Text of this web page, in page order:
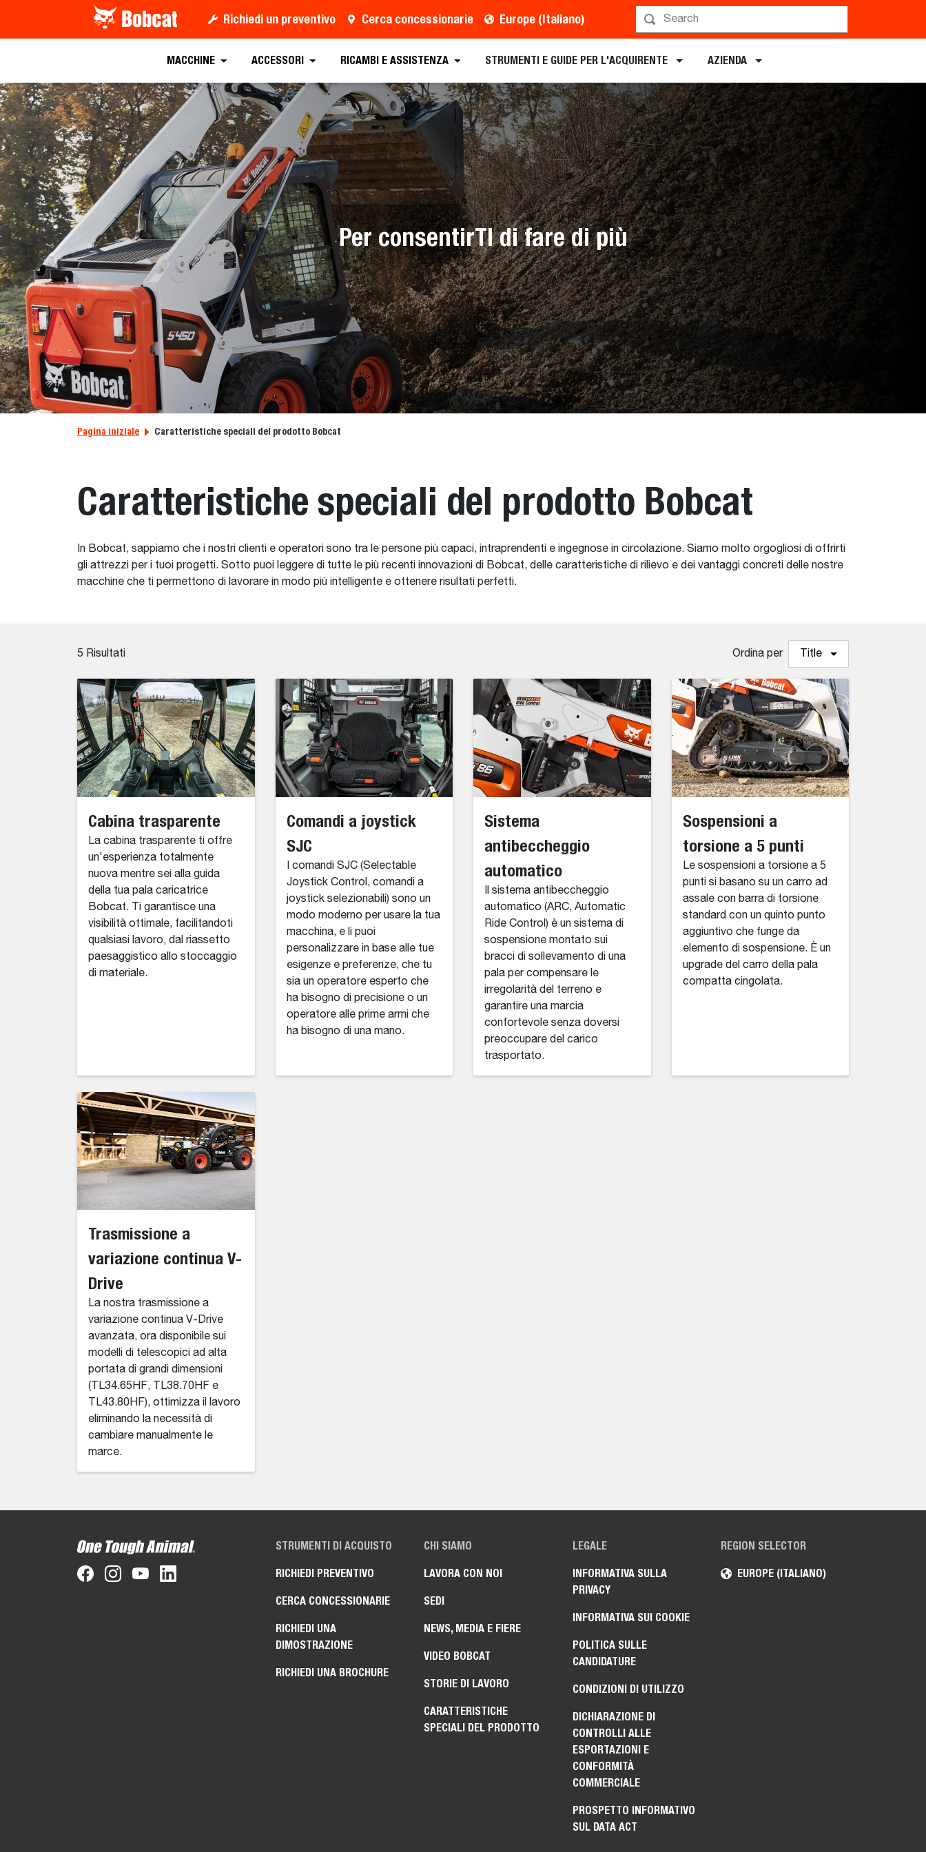
Richiedi un preventivo Cerca concessionarie Europe (Italiano)
MACCHINE ACCESSORI RICAMBI E ASSISTENZA STRUMENTI E GUIDE PER L'ACQUIRENTE AZIENDA
Per consentirTI di fare di più
Pagina iniziale Caratteristiche speciali del prodotto Bobcat
Caratteristiche speciali del prodotto Bobcat
In Bobcat, sappiamo che i nostri clienti e operatori sono tra le persone più capaci, intraprendenti e ingegnose in circolazione. Siamo molto orgogliosi di offrirti
gli attrezzi per i tuoi progetti. Sotto puoi leggere di tutte le più recenti innovazioni di Bobcat, delle caratteristiche di rilievo e dei vantaggi concreti delle nostre
macchine che ti permettono di lavorare in modo più intelligente e ottenere risultati perfetti.
5 Risultati Ordina per Title
Cabina trasparente
La cabina trasparente ti offre
un'esperienza totalmente
nuova mentre sei alla guida
della tua pala caricatrice
Bobcat. Ti garantisce una
visibilità ottimale, facilitandoti
qualsiasi lavoro, dal riassetto
paesaggistico allo stoccaggio
di materiale.
Comandi a joystick
SJC
I comandi SJC (Selectable
Joystick Control, comandi a
joystick selezionabili) sono un
modo moderno per usare la tua
macchina, e li puoi
personalizzare in base alle tue
esigenze e preferenze, che tu
sia un operatore esperto che
ha bisogno di precisione o un
operatore alle prime armi che
ha bisogno di una mano.
Sistema
antibeccheggio
automatico
Il sistema antibeccheggio
automatico (ARC, Automatic
Ride Control) è un sistema di
sospensione montato sui
bracci di sollevamento di una
pala per compensare le
irregolarità del terreno e
garantire una marcia
confortevole senza doversi
preoccupare del carico
trasportato.
Sospensioni a
torsione a 5 punti
Le sospensioni a torsione a 5
punti si basano su un carro ad
assale con barra di torsione
standard con un quinto punto
aggiuntivo che funge da
elemento di sospensione. È un
upgrade del carro della pala
compatta cingolata.
Trasmissione a
variazione continua V-
Drive
La nostra trasmissione a
variazione continua V-Drive
avanzata, ora disponibile sui
modelli di telescopici ad alta
portata di grandi dimensioni
(TL34.65HF, TL38.70HF e
TL43.80HF), ottimizza il lavoro
eliminando la necessità di
cambiare manualmente le
marce.
REGION SELECTOR
EUROPE (ITALIANO)
STRUMENTI DI ACQUISTO
RICHIEDI PREVENTIVO
CERCA CONCESSIONARIE
RICHIEDI UNA
DIMOSTRAZIONE
RICHIEDI UNA BROCHURE
CHI SIAMO
LAVORA CON NOI
SEDI
NEWS, MEDIA E FIERE
VIDEO BOBCAT
STORIE DI LAVORO
CARATTERISTICHE
SPECIALI DEL PRODOTTO
LEGALE
INFORMATIVA SULLA
PRIVACY
INFORMATIVA SUI COOKIE
POLITICA SULLE
CANDIDATURE
CONDIZIONI DI UTILIZZO
DICHIARAZIONE DI
CONTROLLI ALLE
ESPORTAZIONI E
CONFORMITÀ
COMMERCIALE
PROSPETTO INFORMATIVO
SUL DATA ACT